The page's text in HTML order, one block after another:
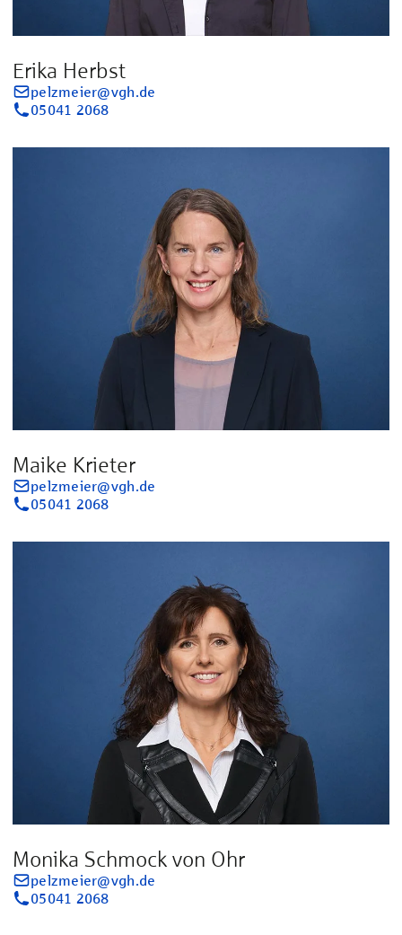
Erika Herbst
pelzmeier@vgh.de
05041 2068
Maike Krieter
pelzmeier@vgh.de
05041 2068
Monika Schmock von Ohr
pelzmeier@vgh.de
05041 2068